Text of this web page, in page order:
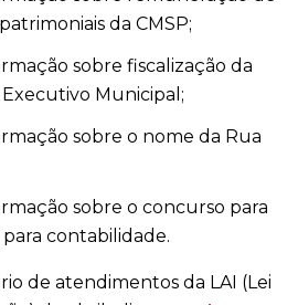
da CMSP;
sobre fiscalização da
Municipal;
sobre o nome da Rua
sobre o concurso para
contabilidade.
de atendimentos da LAI (Lei